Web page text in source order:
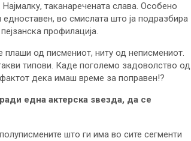
таканаречената слава. Особено
во смислата што ја подразбира
профилација.
од писмениот, ниту од неписмениот.
типови. Каде поголемо задоволство од
дека имаш време за поправен!?
една актерска ѕвезда, да се
што ги има во сите сегменти